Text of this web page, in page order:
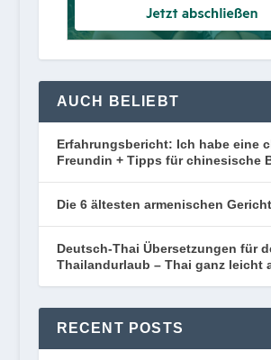
AUCH BELIEBT
Erfahrungsbericht: Ich habe eine
Freundin + Tipps für chinesische
Die 6 ältesten armenischen
Deutsch-Thai Übersetzungen für
Thailandurlaub – Thai ganz leicht
RECENT POSTS